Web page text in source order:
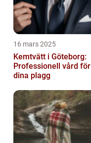
16 mars 2025
Kemtvätt i Göteborg:
Professionell vård för
dina plagg